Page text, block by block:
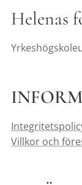
Helenas
Villkor och